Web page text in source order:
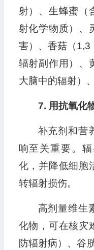
射）、生蜂蜜（
射化学物质）、
害）、香菇（1,3
辐射副作用）、
大脑中的辐射）
7. 用抗氧化
补充剂和营
响至关重要。
化，并降低细胞
转辐射损伤。
高剂量维生
化物，可在核灾
防辐射病）、谷